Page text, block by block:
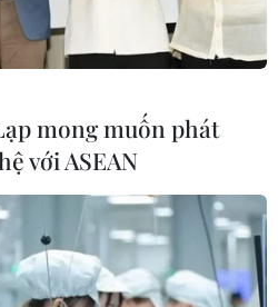
mong muốn phát
với ASEAN